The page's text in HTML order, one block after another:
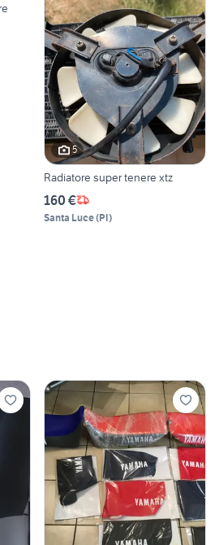
5
Radiatore super tenere xtz
160 €
Santa Luce(PI)